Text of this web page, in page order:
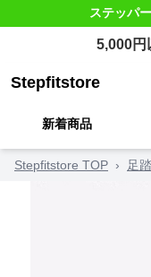
ステッパー
5,000
Stepfitstore
新着商品
Stepfitstore TOP › 足